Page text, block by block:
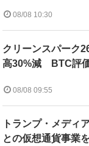
08/08 10:30
クリーンスパーク
高30%減 BTC評
08/08 09:55
トランプ・メディ
との仮想通貨事業